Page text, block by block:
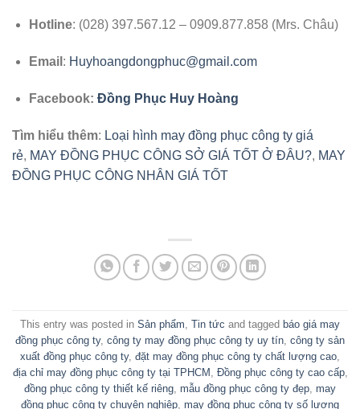
Hotline: (028) 397.567.12 – 0909.877.858 (Mrs. Châu)
Email : Huyhoangdongphuc@gmail.com
Facebook: Đồng Phục Huy Hoàng
Tìm hiểu thêm: Loại hình may đồng phục công ty giá
rẻ, MAY ĐỒNG PHỤC CÔNG SỞ GIÁ TỐT Ở ĐÂU?, MAY
ĐỒNG PHỤC CÔNG NHÂN GIÁ TỐT
This entry was posted in Sản phẩm Tin tức and tagged báo giá may
đồng phục công ty, công ty may đồng phục công ty uy tín công ty sản
xuất đồng phục công ty, đặt may đồng phục công ty chất lượng cao
địa chỉ may đồng phục công ty tại TPHCM Đồng phục công ty cao cấp,
đồng phục công ty thiết kế riêng mẫu đồng phục công ty đẹp may
đồng phục công ty chuyên nghiệp may đồng phục công ty số lượng